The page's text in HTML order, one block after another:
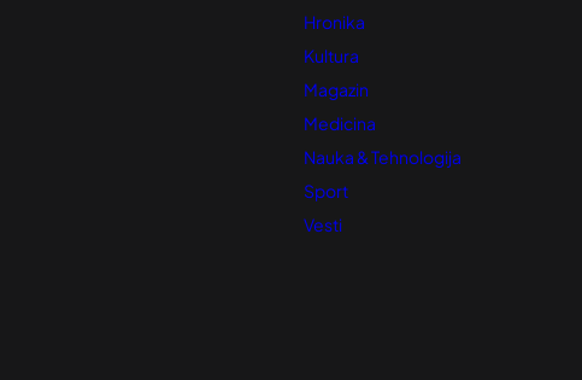
Hronika
Kultura
Magazin
Medicina
Nauka & Tehnologija
Sport
Vesti